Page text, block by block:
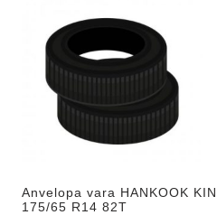
Anvelopa vara HANKOOK
175/65 R14 82T